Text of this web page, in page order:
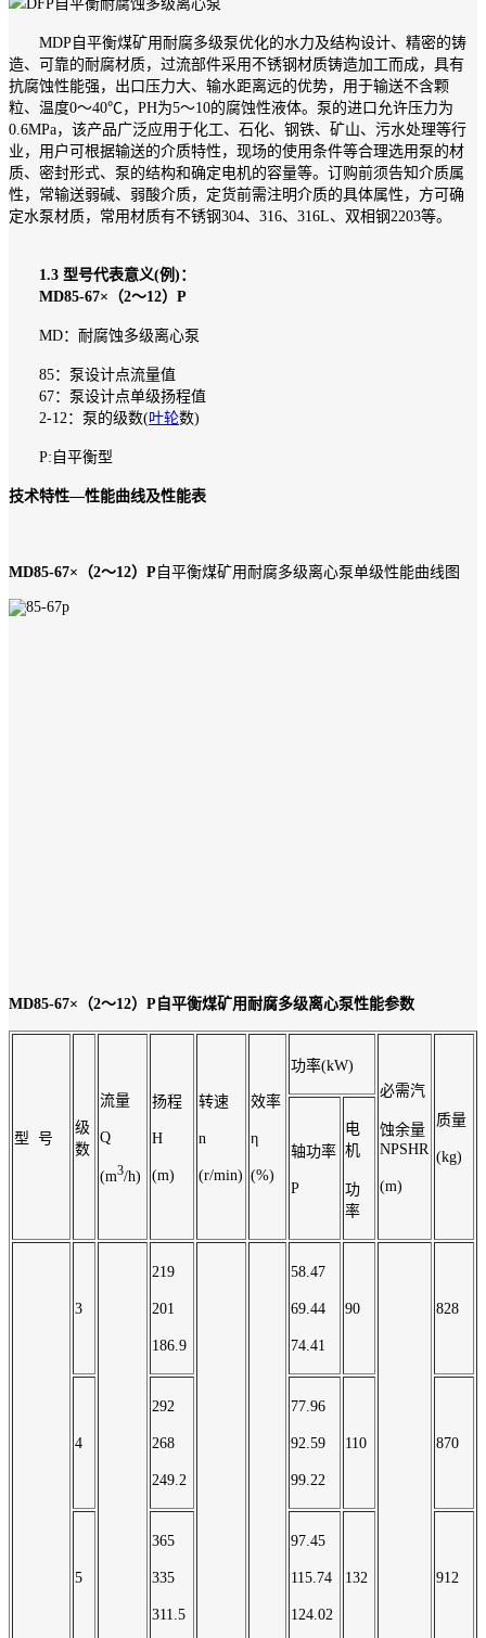
MDP自平衡煤矿用耐腐多级泵优化的水力及结构设计、精密的铸
造、可靠的耐腐材质，过流部件采用不锈钢材质铸造加工而成，具有
抗腐蚀性能强，出口压力大、输水距离远的优势，用于输送不含颗
粒、温度0～40℃，PH为5～10的腐蚀性液体。泵的进口允许压力为
0.6MPa，该产品广泛应用于化工、石化、钢铁、矿山、污水处理等行
业，用户可根据输送的介质特性，现场的使用条件等合理选用泵的材
质、密封形式、泵的结构和确定电机的容量等。订购前须告知介质属
性，常输送弱碱、弱酸介质，定货前需注明介质的具体属性，方可确
定水泵材质，常用材质有不锈钢304、316、316L、双相钢2203等。
1.3 型号代表意义(例)：
MD85-67×（2～12）P
MD：耐腐蚀多级离心泵
85：泵设计点流量值
67：泵设计点单级扬程值
2-12：泵的级数(叶轮数)
P:自平衡型
技术特性—性能曲线及性能表
MD85-67×（2～12）P 自平衡煤矿用耐腐多级离心泵单级性能曲线图
MD85-67×（2～12）P 自平衡煤矿用耐腐多级离心泵性能参数
型 号
级
数
流量
Q
(m3/h)
扬程
H
(m)
转速
n
(r/min)
效率
η
(%)
功率(kW)
必需汽
蚀余量
NPSHR
(m)
质量
(kg)
轴功率
P
电
机
功
率
3
219
201
186.9
58.47
69.44
74.41
90 828
4
292
268
249.2
77.96
92.59
99.22
110 870
5
365
335
311.5
97.45
115.74
124.02
132 912